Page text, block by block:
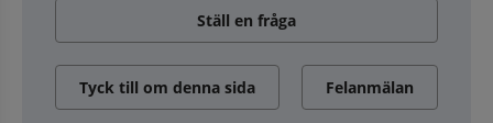
Ställ en fråga
Tyck till om denna sida Felanmälan